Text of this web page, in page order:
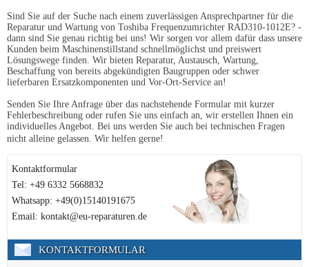
Sind Sie auf der Suche nach einem zuverlässigen Ansprechpartner für die
Reparatur und Wartung von Toshiba Frequenzumrichter RAD310-1012E? -
dann sind Sie genau richtig bei uns! Wir sorgen vor allem dafür dass unsere
Kunden beim Maschinenstillstand schnellmöglichst und preiswert
Lösungswege finden. Wir bieten Reparatur, Austausch, Wartung,
Beschaffung von bereits abgekündigten Baugruppen oder schwer
lieferbaren Ersatzkomponenten und Vor-Ort-Service an!
Senden Sie Ihre Anfrage über das nachstehende Formular mit kurzer
Fehlerbeschreibung oder rufen Sie uns einfach an, wir erstellen Ihnen ein
individuelles Angebot. Bei uns werden Sie auch bei technischen Fragen
nicht alleine gelassen. Wir helfen gerne!
Kontaktformular
Tel: +49 6332 5668832
Whatsapp: +49(0)15140191675
Email: kontakt@eu-reparaturen.de
KONTAKTFORMULAR